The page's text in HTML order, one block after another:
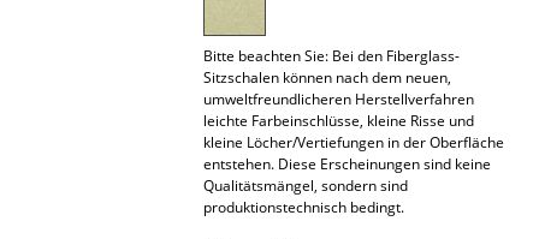
Nachttische & Bettzubehör
Bitte beachten Sie: Bei den Fiberglass-
Sitzschalen können nach dem neuen,
umweltfreundlicheren Herstellverfahren
leichte Farbeinschlüsse, kleine Risse und
kleine Löcher/Vertiefungen in der Oberfläche
entstehen. Diese Erscheinungen sind keine
Qualitätsmängel, sondern sind
produktionstechnisch bedingt.